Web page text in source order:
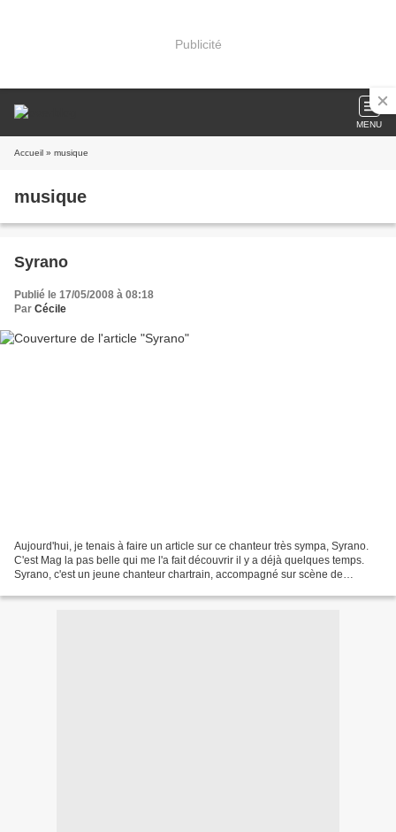
Publicité
MENU
Accueil » musique
musique
Syrano
Publié le 17/05/2008 à 08:18
Par Cécile
Aujourd'hui, je tenais à faire un article sur ce chanteur très sympa, Syrano.
C'est Mag la pas belle qui me l'a fait découvrir il y a déjà quelques temps.
Syrano, c'est un jeune chanteur chartrain, accompagné sur scène de